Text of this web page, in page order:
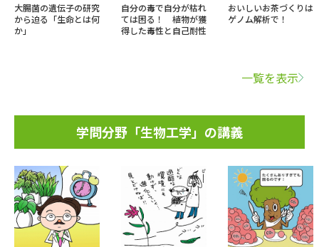
大腸菌の遺伝子の研究
から迫る「生命とは何
か」
自分の毒で自分が枯れ
ては困る！ 植物が獲
得した毒性と自己耐性
おいしいお茶づくりは
ゲノム解析で！
一覧を表示
学問分野「生物工学」の講義